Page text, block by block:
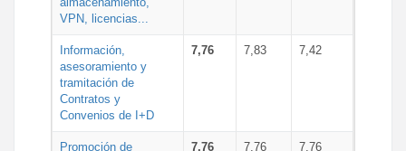
VPN, licencias...
Información,
asesoramiento y
tramitación de
Contratos y
Convenios de I+D
7,76 7,83 7,42
Promoción de
7,76 7,76 7,76